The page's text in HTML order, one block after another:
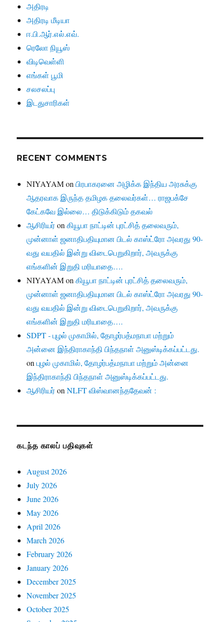
அதிரடி
அதிரடி மீடியா
ஈ.பி.ஆர்.எல்.எவ்.
ரெலோ நியூஸ்
விடிவெள்ளி
எங்கள் பூமி
சலசலப்பு
இடதுசாரிகள்
RECENT COMMENTS
NIYAYAMonபிரபாகரனை அழிக்க இந்திய அரசுக்கு
ஆதரவாக இருந்த தமிழக தலைவர்கள்… ராஜபக்சே
கேட்கவே இல்லை… திடுக்கிடும் தகவல்
ஆசிரியர்onகியூபா நாட்டின் புரட்சித் தலைவரும்,
முன்னாள் ஜனாதிபதியுமான பிடல் காஸ்ட்ரோ அவரது 90-
வது வயதில் இன்று விடைபெறுகிறார், அவருக்கு
எங்களின் இறுதி மரியாதை….
NIYAYAMonகியூபா நாட்டின் புரட்சித் தலைவரும்,
முன்னாள் ஜனாதிபதியுமான பிடல் காஸ்ட்ரோ அவரது 90-
வது வயதில் இன்று விடைபெறுகிறார், அவருக்கு
எங்களின் இறுதி மரியாதை….
SDPT - புழல் முகாமில், தோழர்பத்மநாபா மற்றும்
அன்னை இந்திராகாந்தி பிந்தநாள் அனுஸ்டிக்கப்பட்டது.
onபுழல் முகாமில், தோழர்பத்மநாபா மற்றும் அன்னை
இந்திராகாந்தி பிந்தநாள் அனுஸ்டிக்கப்பட்டது.
ஆசிரியர்onNLFT விஸ்வானந்ததேவன் :
கடந்த காலப் பதிவுகள்
August 2026
July 2026
June 2026
May 2026
April 2026
March 2026
February 2026
January 2026
December 2025
November 2025
October 2025